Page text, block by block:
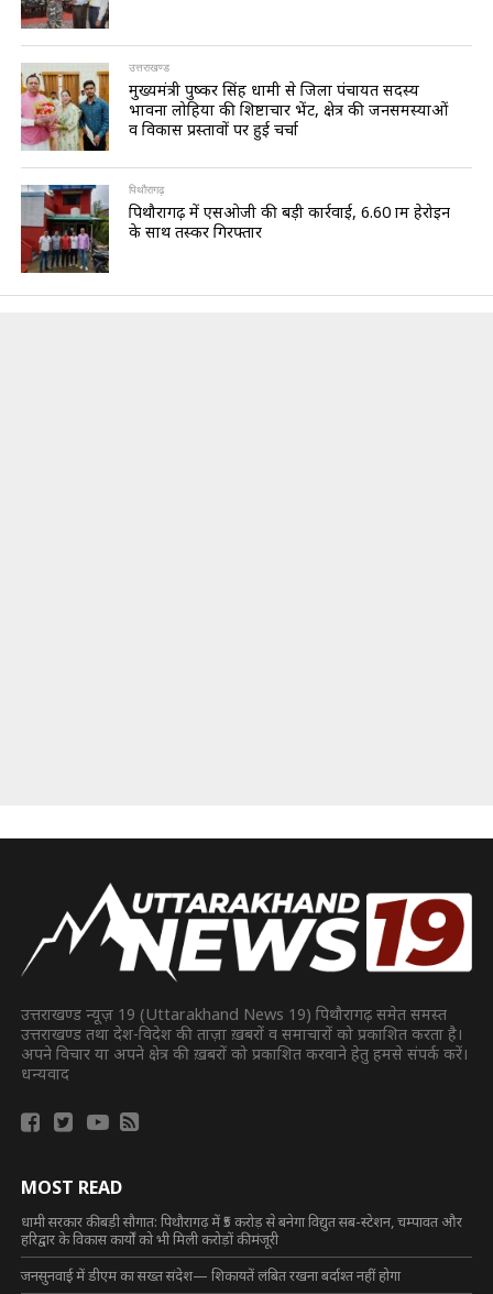
उत्तराखण्ड
मुख्यमंत्री पुष्कर सिंह धामी से जिला पंचायत सदस्य
भावना लोहिया की शिष्टाचार भेंट, क्षेत्र की जनसमस्याओं
व विकास प्रस्तावों पर हुई चर्चा
पिथौरागढ़
पिथौरागढ़ में एसओजी की बड़ी कार्रवाई, 6.60 ग्राम हेरोइन
के साथ तस्कर गिरफ्तार
उत्तराखण्ड न्यूज़ 19 (Uttarakhand News 19) पिथौरागढ़ समेत समस्त
उत्तराखण्ड तथा देश-विदेश की ताज़ा ख़बरों व समाचारों को प्रकाशित करता है।
अपने विचार या अपने क्षेत्र की ख़बरों को प्रकाशित करवाने हेतु हमसे संपर्क करें।
धन्यवाद
MOST READ
धामी सरकार की बड़ी सौगात: पिथौरागढ़ में ₹5 करोड़ से बनेगा विद्युत सब-स्टेशन, चम्पावत और
हरिद्वार के विकास कार्यों को भी मिली करोड़ों की मंजूरी
जनसुनवाई में डीएम का सख्त संदेश— शिकायतें लंबित रखना बर्दाश्त नहीं होगा